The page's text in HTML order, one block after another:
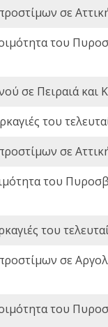
σε
του
σε Πειραιά και
του
σε
του
του
σε
του